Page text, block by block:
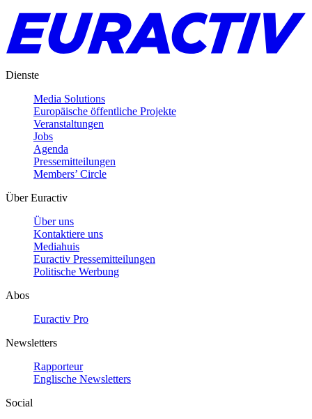
Dienste
Media Solutions
Europäische öffentliche Projekte
Veranstaltungen
Jobs
Agenda
Pressemitteilungen
Members’ Circle
Über Euractiv
Über uns
Kontaktiere uns
Mediahuis
Euractiv Pressemitteilungen
Politische Werbung
Abos
Euractiv Pro
Newsletters
Rapporteur
Englische Newsletters
Social